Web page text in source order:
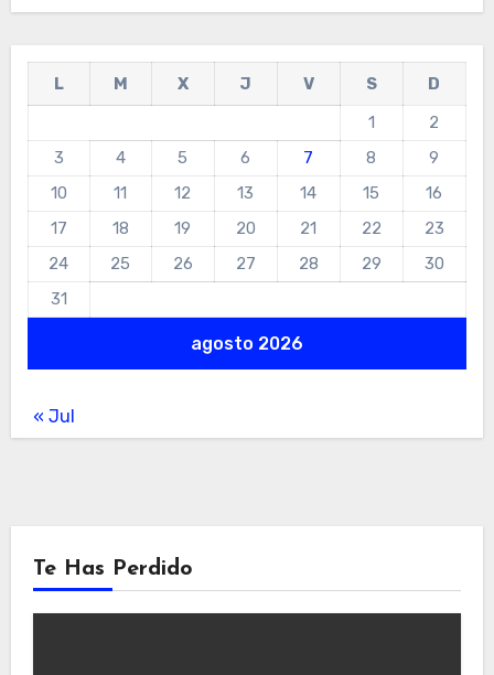
agosto 2026
L M X J V S
D
1
2
3
4 5 6 7 8
9
10
11 12 13 14 15
16
17
18 19 20 21 22
23
24
25 26 27 28 29
30
31
« Jul
Te Has Perdido